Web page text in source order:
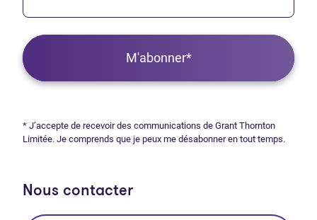
M'abonner*
* J’accepte de recevoir des communications de Grant Thornton
Limitée. Je comprends que je peux me désabonner en tout temps.
Nous contacter